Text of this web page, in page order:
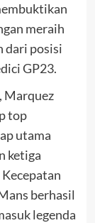
meraih
dari posisi
GP23.
Marquez
top
utama
ketiga
berhasil
legenda